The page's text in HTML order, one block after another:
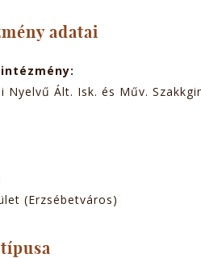
adatai
Nyelvű Ált. Isk. és Műv.
(Erzsébetváros)